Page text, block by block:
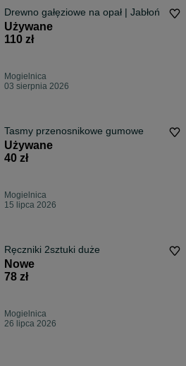
Drewno gałęziowe na opał | Jabłoń
Używane
110 zł
Mogielnica
03 sierpnia 2026
Tasmy przenosnikowe gumowe
Używane
40 zł
Mogielnica
15 lipca 2026
Ręczniki 2sztuki duże
Nowe
78 zł
Mogielnica
26 lipca 2026